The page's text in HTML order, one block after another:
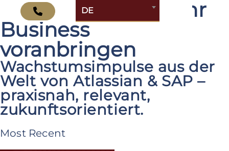
DE
Erkenntnisse, die Ihr
Business
voranbringen
Wachstumsimpulse aus der
Welt von Atlassian & SAP –
praxisnah, relevant,
zukunftsorientiert.
Most Recent